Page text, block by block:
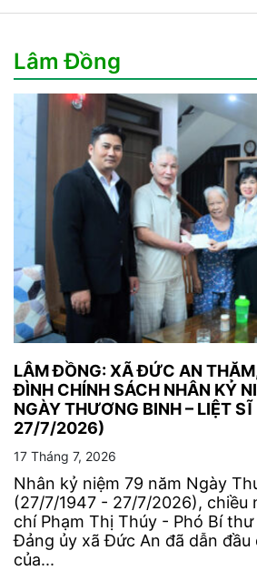
Lâm Đồng
LÂM ĐỒNG: XÃ ĐỨC AN
ĐÌNH CHÍNH SÁCH NHÂN KỶ
NGÀY THƯƠNG BINH – LIỆT
27/7/2026)
17 Tháng 7, 2026
Nhân kỷ niệm 79 năm Ngày
(27/7/1947 - 27/7/2026), chiều
chí Phạm Thị Thúy - Phó Bí
Đảng ủy xã Đức An đã dẫn đầu
của...